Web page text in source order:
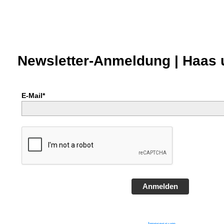
Newsletter-Anmeldung | Haas
E-Mail*
Anmelden